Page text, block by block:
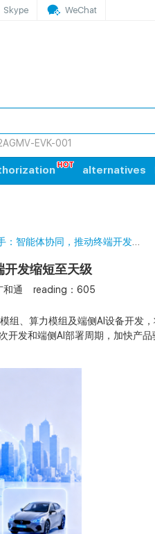
Skype WeChat
EVK-001
alternatives
智能体协同，推动终端开发缩
发缩短至天级
和通 reading：605
组、算力模组及端侧AI设备开发
开发和端侧AI部署周期，加快产品